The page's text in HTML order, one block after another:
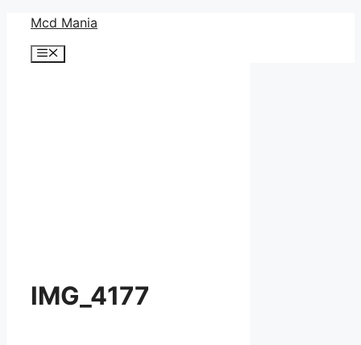
Mcd Mania
メ
IMG_4177